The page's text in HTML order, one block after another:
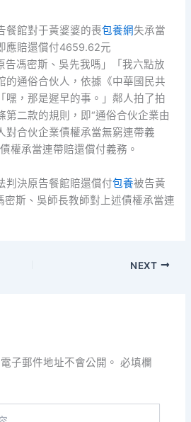
館對于黃婆婆的喪包養網失承當
應賠還償付4659.62元
告馮密斯、吳先我嗎」「我六點放
的通俗合伙人，依據《中華國民共
嘿，那是遲早的事。」鄰人拍了拍
第二款的規則，即“通俗合伙企業由
對合伙企業債權承當無窮連帶義
權承當連帶賠還償付義務。
決原告餐館賠還償付包養被告黃
斯、吳師長教師對上述債權承當連
NEXT
子郵件地址不會公開。 必填欄